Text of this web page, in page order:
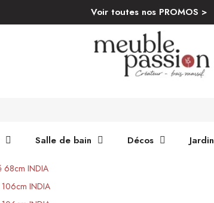
Voir toutes nos PROMOS >
Salle de bain Décos Jardin